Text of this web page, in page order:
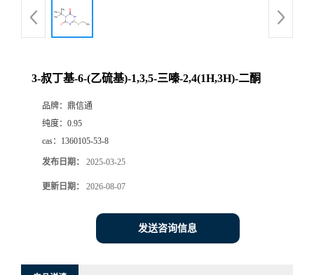
3-叔丁基-6-(乙硫基)-1,3,5-三嗪-2,4(1H,3H)-二酮
品牌： 鼎信通
纯度： 0.95
cas： 1360105-53-8
发布日期： 2025-03-25
更新日期： 2026-08-07
发送咨询信息